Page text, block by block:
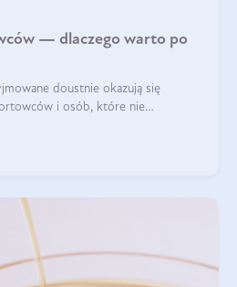
— dlaczego warto po
doustnie okazują się
i osób, które nie